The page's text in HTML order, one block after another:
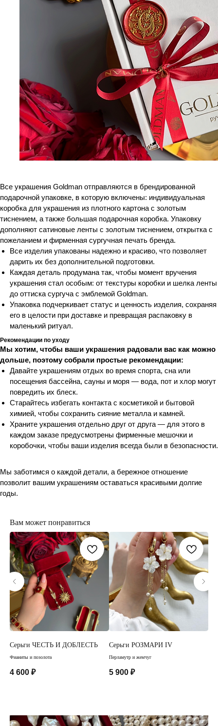
Все украшения Goldman отправляются в брендированной
подарочной упаковке, в которую включены: индивидуальная
коробка для украшения из плотного картона с золотым
тиснением, а также большая подарочная коробка. Упаковку
дополняют сатиновые ленты с золотым тиснением, открытка с
пожеланием и фирменная сургучная печать бренда.
Все изделия упакованы надежно и красиво, что позволяет
дарить их без дополнительной подготовки.
Каждая деталь продумана так, чтобы момент вручения
украшения стал особым: от текстуры коробки и шелка ленты
до оттиска сургуча с эмблемой Goldman.
Упаковка подчеркивает статус и ценность изделия, сохраняя
его в целости при доставке и превращая распаковку в
маленький ритуал.
Рекомендации по уходу
Мы хотим, чтобы ваши украшения радовали вас как можно
дольше, поэтому собрали простые рекомендации:
Давайте украшениям отдых во время спорта, сна или
посещения бассейна, сауны и моря — вода, пот и хлор могут
повредить их блеск.
Старайтесь избегать контакта с косметикой и бытовой
химией, чтобы сохранить сияние металла и камней.
Храните украшения отдельно друг от друга — для этого в
каждом заказе предусмотрены фирменные мешочки и
коробочки, чтобы ваши изделия всегда были в безопасности.
Мы заботимся о каждой детали, а бережное отношение
позволит вашим украшениям оставаться красивыми долгие
годы.
Вам может понравиться
Серьги ЧЕСТЬ И ДОБЛЕСТЬ
Фианиты и позолота
4 600 ₽
Серьги РОЗМАРИ IV
Перламутр и жемчуг
5 900 ₽